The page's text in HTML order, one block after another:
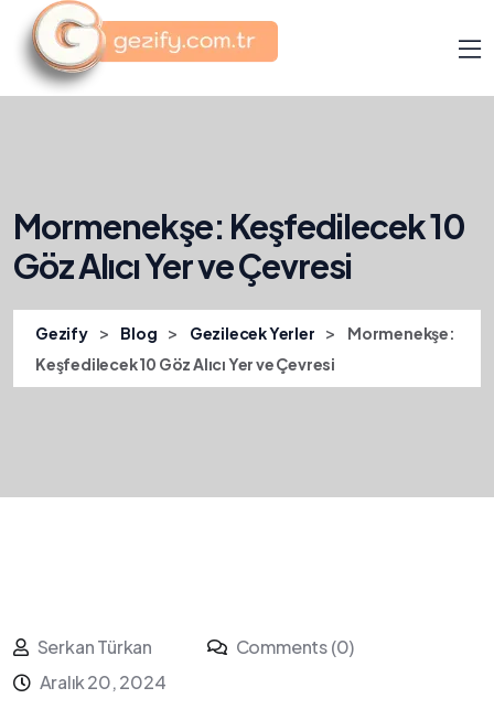
Mormenekşe: Keşfedilecek 10
Göz Alıcı Yer ve Çevresi
Gezify > Blog > Gezilecek Yerler >
Mormenekşe:
Keşfedilecek 10 Göz Alıcı Yer ve Çevresi
Serkan Türkan
Comments (0)
Aralık 20, 2024